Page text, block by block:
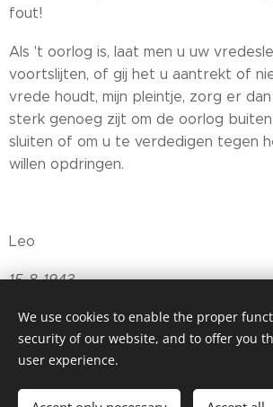
fout!
Als 't oorlog is, laat men u uw
voortslijten, of gij het u aantrekt of
vrede houdt, mijn pleintje, zorg er
sterk genoeg zijt om de oorlog
sluiten of om u te verdedigen tegen
willen opdringen.
Leo
15-8-1943
© 2025 Jean Bourgeois, Sint-
Gent
We use cookies to enable the proper
security of our website, and to offer you
user experience.